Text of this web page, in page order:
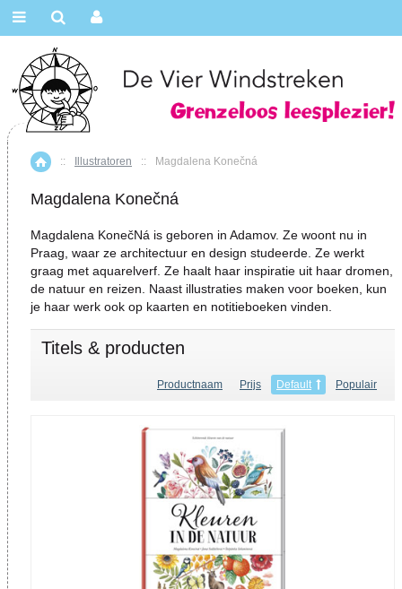
Home
:: Illustratoren :: Magdalena Konečná
Magdalena Konečná
Magdalena KonečNá is geboren in Adamov. Ze woont nu in
Praag, waar ze architectuur en design studeerde. Ze werkt
graag met aquarelverf. Ze haalt haar inspiratie uit haar dromen,
de natuur en reizen. Naast illustraties maken voor boeken, kun
je haar werk ook op kaarten en notitieboeken vinden.
Titels & producten
Productnaam Prijs Default Populair